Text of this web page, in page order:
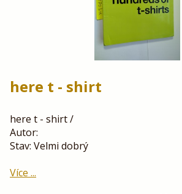
here t - shirt
here t - shirt /
Autor:
Stav: Velmi dobrý
Více ...